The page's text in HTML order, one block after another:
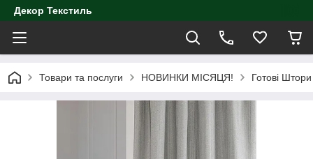
Декор Текстиль
Товари та послуги НОВИНКИ МІСЯЦЯ! Готові